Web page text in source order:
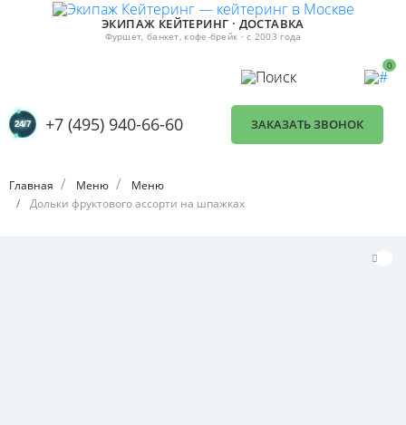
ЭКИПАЖ КЕЙТЕРИНГ · ДОСТАВКА
Фуршет, банкет, кофе-брейк · с 2003 года
0
+7 (495) 940-66-60 ЗАКАЗАТЬ ЗВОНОК
Главная Меню
Меню
Дольки фруктового ассорти на шпажках